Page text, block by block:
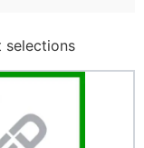
selections